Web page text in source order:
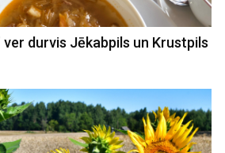
ver durvis Jēkabpils un Krustpils